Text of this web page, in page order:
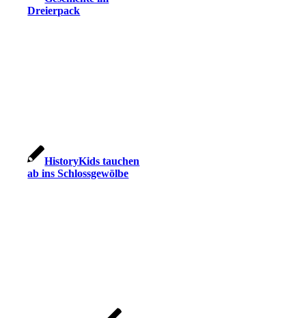
Dreierpack
HistoryKids tauchen
ab ins Schlossgewölbe